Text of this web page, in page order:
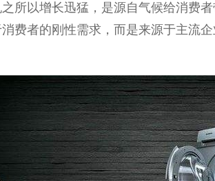
所以增长迅猛，是源自气候给消费
费者的刚性需求，而是来源于主流